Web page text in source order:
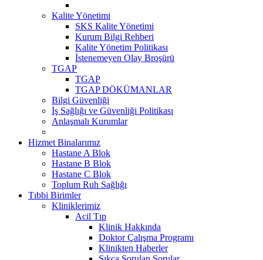
Kalite Yönetimi
SKS Kalite Yönetimi
Kurum Bilgi Rehberi
Kalite Yönetim Politikası
İstenemeyen Olay Broşürü
TGAP
TGAP
TGAP DÖKÜMANLAR
Bilgi Güvenliği
İş Sağlığı ve Güvenliği Politikası
Anlaşmalı Kurumlar
Hizmet Binalarımız
Hastane A Blok
Hastane B Blok
Hastane C Blok
Toplum Ruh Sağlığı
Tıbbi Birimler
Kliniklerimiz
Acil Tıp
Klinik Hakkında
Doktor Çalışma Programı
Klinikten Haberler